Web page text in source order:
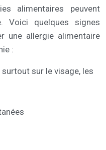
alimentaires peuvent
Voici quelques signes
une allergie alimentaire
:
sur le visage, les